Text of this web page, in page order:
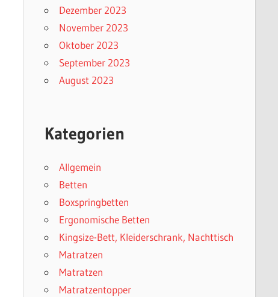
Dezember 2023
November 2023
Oktober 2023
September 2023
August 2023
Kategorien
Allgemein
Betten
Boxspringbetten
Ergonomische Betten
Kingsize-Bett, Kleiderschrank, Nachttisch
Matratzen
Matratzen
Matratzentopper